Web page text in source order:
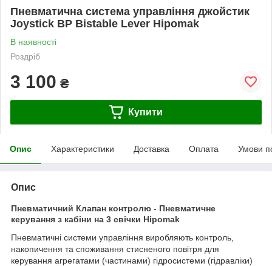
Пневматична система управління джойстик
Joystick BP Bistable Lever Hipomak
В наявності
Роздріб
3 100 ₴
Купити
Опис Характеристики Доставка Оплата Умови
Опис
Пневматичний Клапан контролю - Пневматичне
керування з кабіни на 3 свічки Hipomak
Пневматичні системи управління виробляють контроль,
накопичення та споживання стисненого повітря для
керування агрегатами (частинами) гідросистеми (гідравліки)